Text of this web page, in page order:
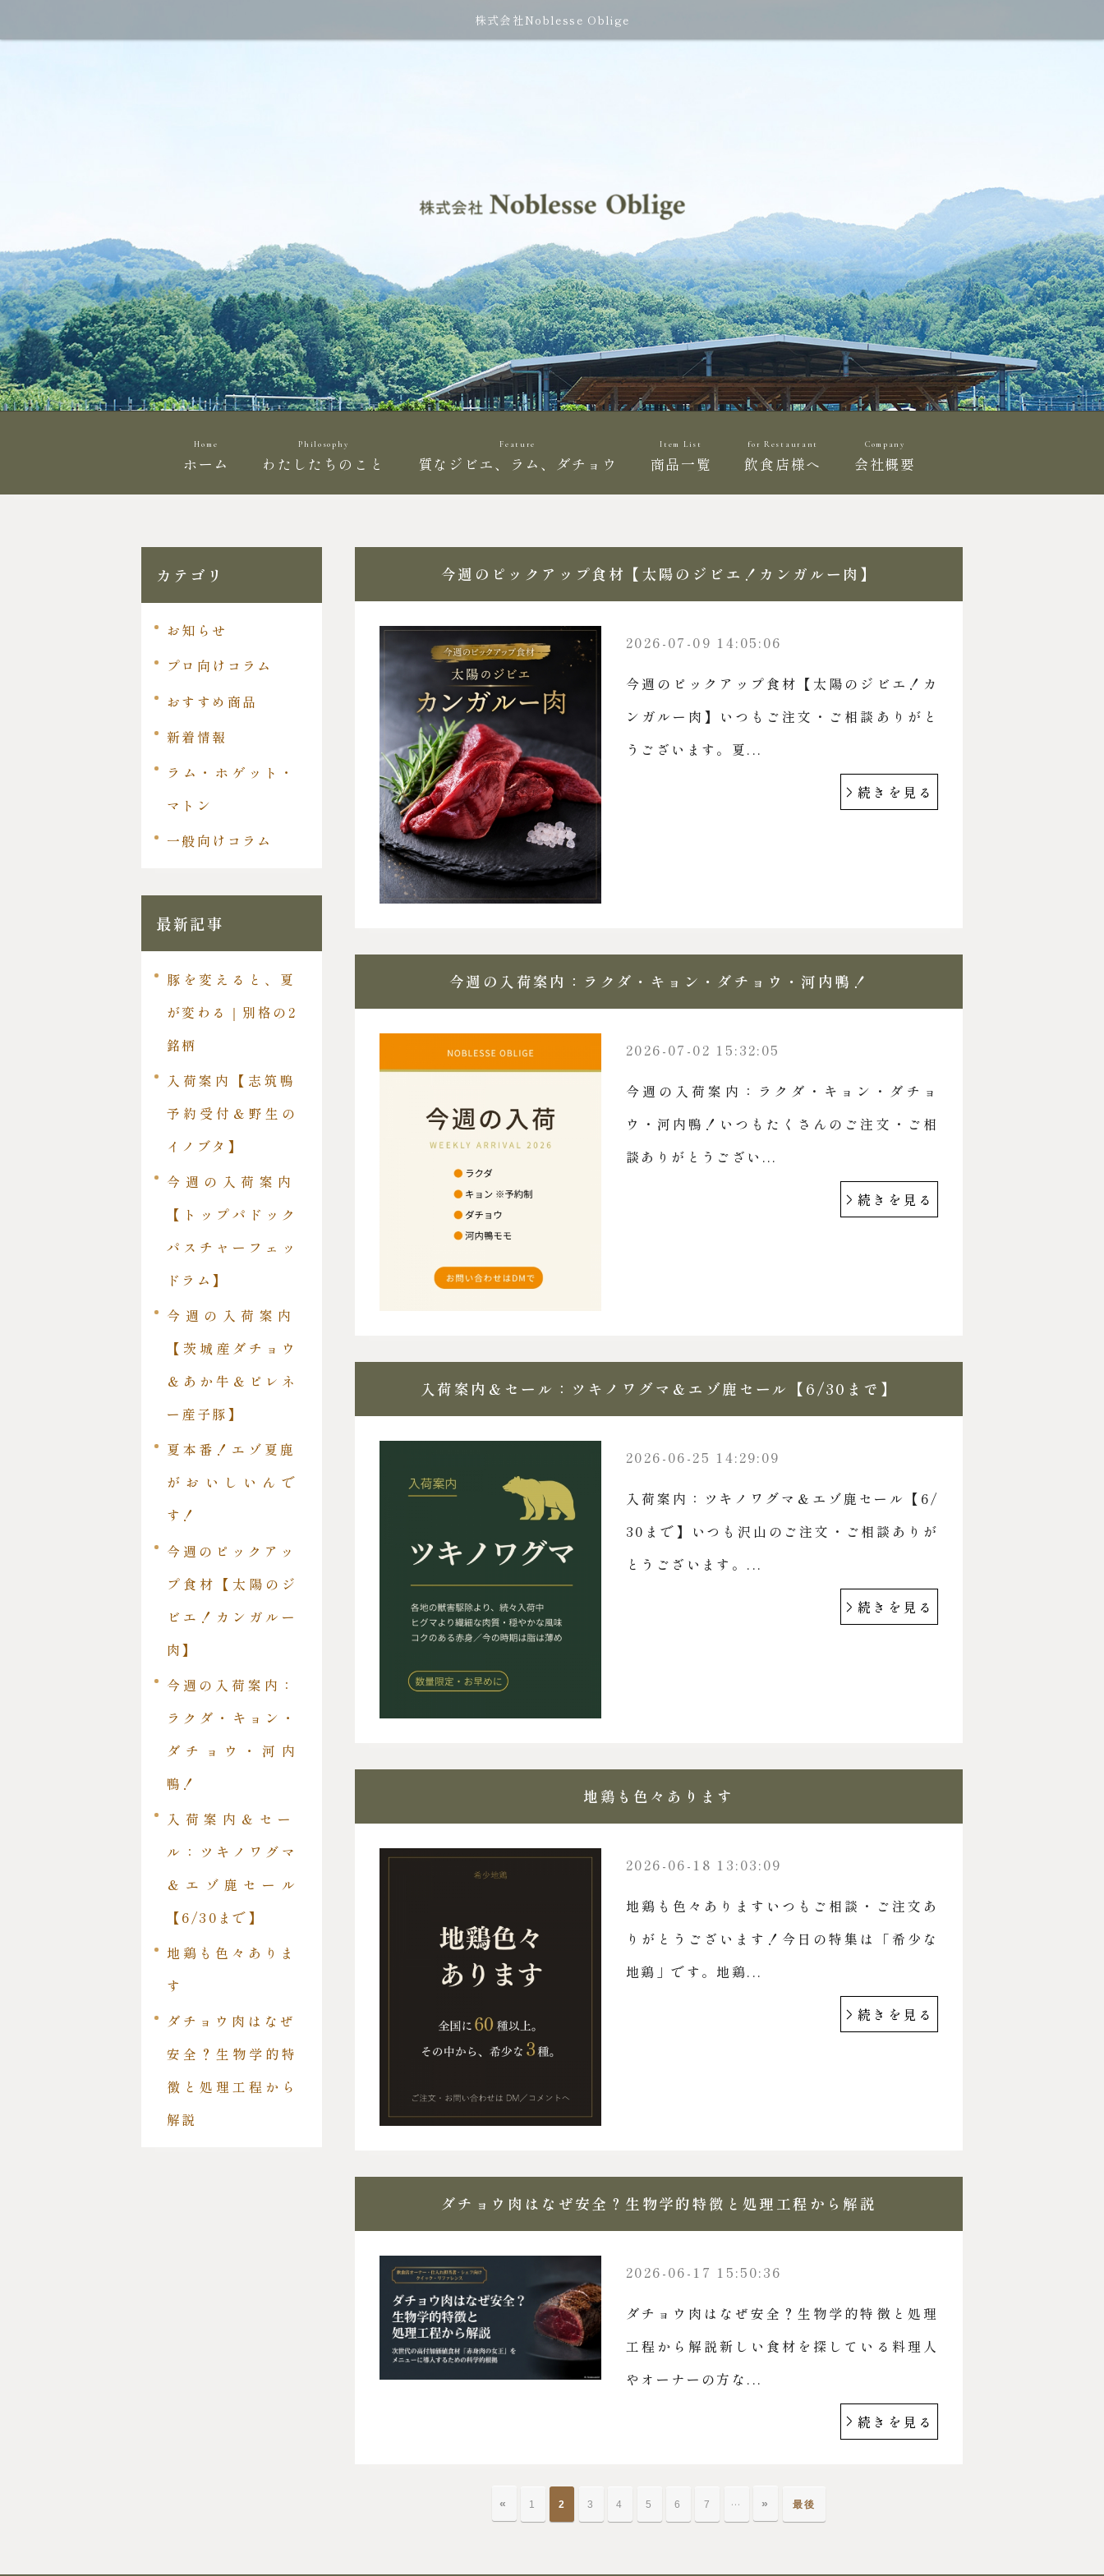
株式会社Noblesse Oblige
Home
ホーム
Philosophy
わたしたちのこと
Feature
質なジビエ、ラム、ダチョウ
Item List
商品一覧
for Restaurant
飲食店様へ
Company
会社概要
カテゴリ
お知らせ
プロ向けコラム
おすすめ商品
新着情報
ラム・ホゲット・
マトン
一般向けコラム
最新記事
豚を変えると、夏
が変わる｜別格の2
銘柄
入荷案内【志筑鴨
予約受付＆野生の
イノブタ】
今週の入荷案内
【トップパドック
パスチャーフェッ
ドラム】
今週の入荷案内
【茨城産ダチョウ
＆あか牛＆ピレネ
ー産子豚】
夏本番！エゾ夏鹿
がおいしいんで
す！
今週のピックアッ
プ食材【太陽のジ
ビエ！カンガルー
肉】
今週の入荷案内：
ラクダ・キョン・
ダチョウ・河内
鴨！
入荷案内＆セー
ル：ツキノワグマ
＆エゾ鹿セール
【6/30まで】
地鶏も色々ありま
す
ダチョウ肉はなぜ
安全？生物学的特
徴と処理工程から
解説
今週のピックアップ食材【太陽のジビエ！カンガルー肉】
2026-07-09 14:05:06
今週のピックアップ食材【太陽のジビエ！カ
ンガルー肉】いつもご注文・ご相談ありがと
うございます。夏...
続きを見る
今週の入荷案内：ラクダ・キョン・ダチョウ・河内鴨！
2026-07-02 15:32:05
今週の入荷案内：ラクダ・キョン・ダチョ
ウ・河内鴨！いつもたくさんのご注文・ご相
談ありがとうござい...
続きを見る
入荷案内＆セール：ツキノワグマ＆エゾ鹿セール【6/30まで】
2026-06-25 14:29:09
入荷案内：ツキノワグマ＆エゾ鹿セール【6/
30まで】いつも沢山のご注文・ご相談ありが
とうございます。...
続きを見る
地鶏も色々あります
2026-06-18 13:03:09
地鶏も色々ありますいつもご相談・ご注文あ
りがとうございます！今日の特集は「希少な
地鶏」です。地鶏...
続きを見る
ダチョウ肉はなぜ安全？生物学的特徴と処理工程から解説
2026-06-17 15:50:36
ダチョウ肉はなぜ安全？生物学的特徴と処理
工程から解説新しい食材を探している料理人
やオーナーの方な...
続きを見る
« 1 2 3 4 5 6 7 … » 最後